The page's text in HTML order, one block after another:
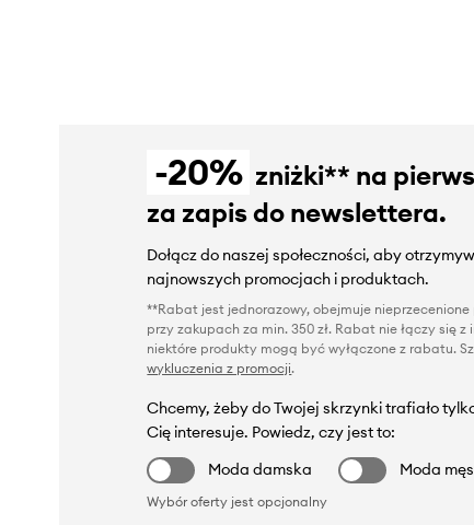
-20% zniżki** na
za zapis do newslettera.
Dołącz do naszej społeczności, aby
najnowszych promocjach i produktach.
**Rabat jest jednorazowy, obejmuje
przy zakupach za min. 350 zł. Rabat nie łączy się
niektóre produkty mogą być wyłączone z rabatu.
wykluczenia z promocji.
Chcemy, żeby do Twojej skrzynki trafiało
Cię interesuje. Powiedz, czy jest to:
Moda damska
Moda
Wybór oferty jest opcjonalny